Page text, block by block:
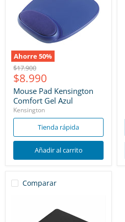
Ahorre50%
Precio
original
$17.900
Precio
actual
$8.990
Mouse Pad Kensington
Comfort Gel Azul
Kensington
Tienda rápida
Añadir al carrito
Comparar